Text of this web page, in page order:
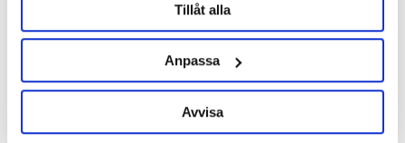
Tillåt alla
Anpassa
Avvisa
PolyKeg
Fyllningshuvud Typ K